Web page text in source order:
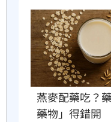
燕麥配藥吃？
藥物」得錯開